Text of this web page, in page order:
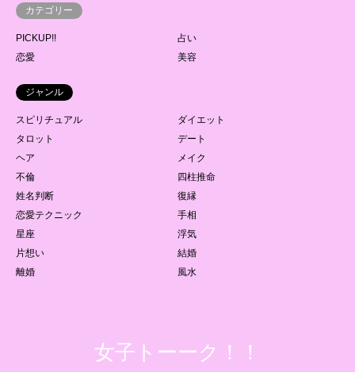
カテゴリー
PICKUP!!
占い
恋愛
美容
ジャンル
スピリチュアル
ダイエット
タロット
デート
ヘア
メイク
不倫
四柱推命
姓名判断
復縁
恋愛テクニック
手相
星座
浮気
片想い
結婚
離婚
風水
女子トーーク！！